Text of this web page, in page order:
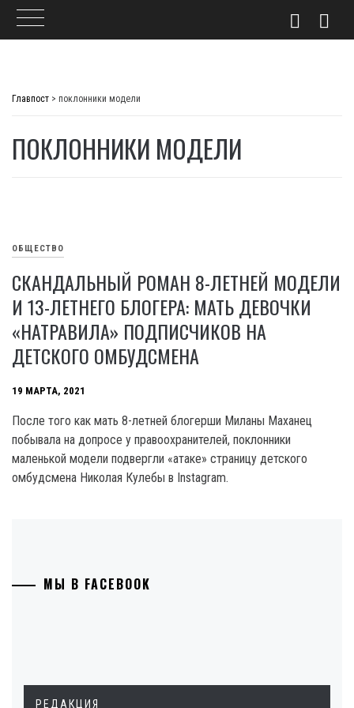
Главпост > поклонники модели
ПОКЛОННИКИ МОДЕЛИ
ОБЩЕСТВО
СКАНДАЛЬНЫЙ РОМАН 8-ЛЕТНЕЙ МОДЕЛИ
И 13-ЛЕТНЕГО БЛОГЕРА: МАТЬ ДЕВОЧКИ
«НАТРАВИЛА» ПОДПИСЧИКОВ НА
ДЕТСКОГО ОМБУДСМЕНА
19 МАРТА, 2021
После того как мать 8-летней блогерши Миланы Маханец
побывала на допросе у правоохранителей, поклонники
маленькой модели подвергли «атаке» страницу детского
омбудсмена Николая Кулебы в Instagram.
МЫ В FACEBOOK
РЕДАКЦИЯ